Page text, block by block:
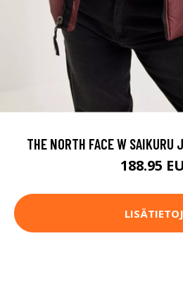
THE NORTH FACE W SAIKURU
188.95